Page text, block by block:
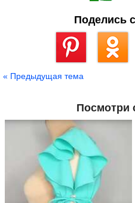
Поделись
« Предыдущая тема
Посмотри